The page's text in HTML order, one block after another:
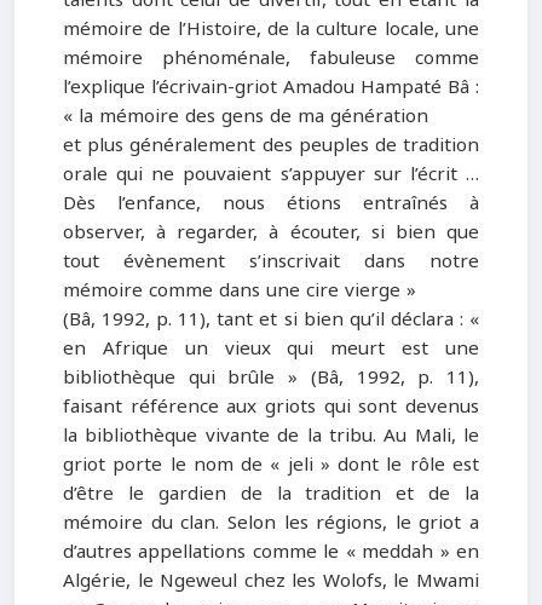
mémoire de l’Histoire, de la culture locale, une
mémoire phénoménale, fabuleuse comme
l’explique l’écrivain-griot Amadou Hampaté Bâ :
« la mémoire des gens de ma génération
et plus généralement des peuples de tradition
orale qui ne pouvaient s’appuyer sur l’écrit …
Dès l’enfance, nous étions entraînés à
observer, à regarder, à écouter, si bien que
tout évènement s’inscrivait dans notre
mémoire comme dans une cire vierge »
(Bâ, 1992, p. 11), tant et si bien qu’il déclara : «
en Afrique un vieux qui meurt est une
bibliothèque qui brûle » (Bâ, 1992, p. 11),
faisant référence aux griots qui sont devenus
la bibliothèque vivante de la tribu. Au Mali, le
griot porte le nom de « jeli » dont le rôle est
d’être le gardien de la tradition et de la
mémoire du clan. Selon les régions, le griot a
d’autres appellations comme le « meddah » en
Algérie, le Ngeweul chez les Wolofs, le Mwami